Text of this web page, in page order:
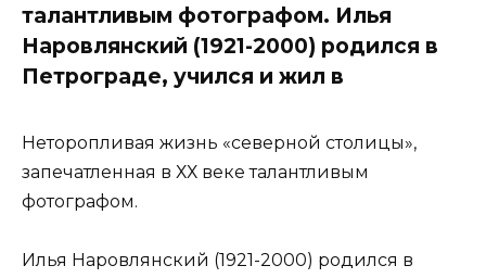
талантливым фотографом. Илья
Наровлянский (1921-2000) родился в
Петрограде, учился и жил в
Неторопливая жизнь «северной столицы»,
запечатленная в ХХ веке талантливым
фотографом.
Илья Наровлянский (1921-2000) родился в